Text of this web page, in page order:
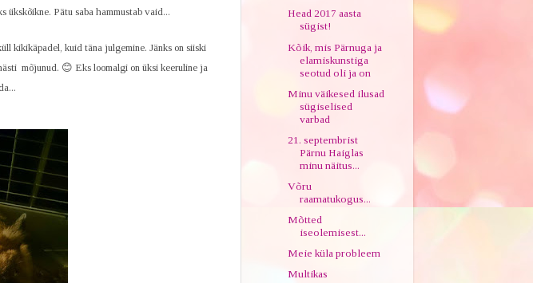
ükskõikne. Pätu saba hammustab vaid...
kikikäpadel, kuid täna julgemine. Jänks on siiski
mõjunud. 😊 Eks loomalgi on üksi keeruline ja
Head 2017 aasta
sügist!
Kõik, mis Pärnuga ja
elamiskunstiga
seotud oli ja on
Minu väikesed ilusad
sügiselised
varbad
21. septembrist
Pärnu Haiglas
minu näitus...
Võru
raamatukogus...
Mõtted
iseolemisest...
Meie küla probleem
Multikas